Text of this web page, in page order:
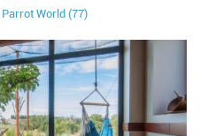
World (77)